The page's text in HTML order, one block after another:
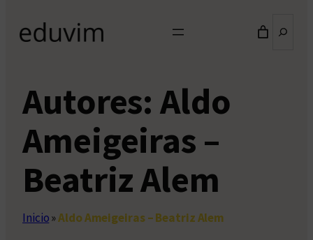
Autores:Aldo
Ameigeiras –
Beatriz Alem
Inicio»Aldo Ameigeiras – Beatriz Alem